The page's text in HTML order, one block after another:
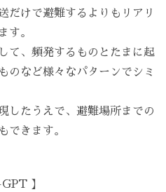
だけで避難するよりもリアリ
す。
て、頻発するものとたまに起
のなど様々なパターンでシミ
したうえで、避難場所までの
できます。
GPT 】